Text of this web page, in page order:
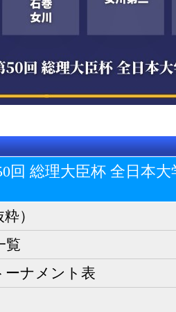
回 総理大臣杯 全日本
）
覧
ーナメント表